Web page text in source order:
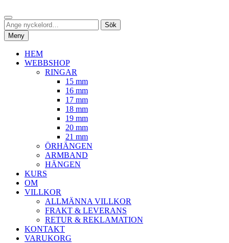
Hoppa
till
innehåll
Sök
Sök
efter:
Sök
Meny
HEM
WEBBSHOP
RINGAR
15 mm
16 mm
17 mm
18 mm
19 mm
20 mm
21 mm
ÖRHÄNGEN
ARMBAND
HÄNGEN
KURS
OM
VILLKOR
ALLMÄNNA VILLKOR
FRAKT & LEVERANS
RETUR & REKLAMATION
KONTAKT
VARUKORG